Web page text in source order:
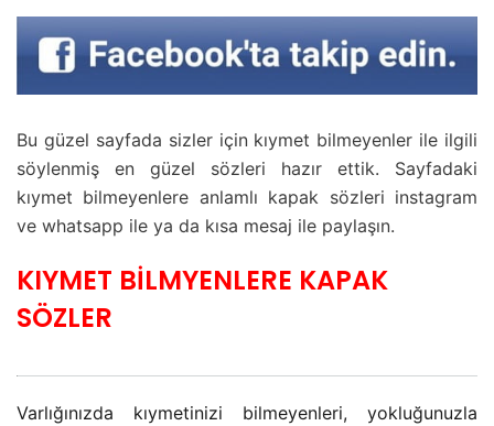
Bu güzel sayfada sizler için kıymet bilmeyenler ile ilgili
söylenmiş en güzel sözleri hazır ettik. Sayfadaki
kıymet bilmeyenlere anlamlı kapak sözleri instagram
ve whatsapp ile ya da kısa mesaj ile paylaşın.
KIYMET BİLMYENLERE KAPAK
SÖZLER
Varlığınızda kıymetinizi bilmeyenleri, yokluğunuzla